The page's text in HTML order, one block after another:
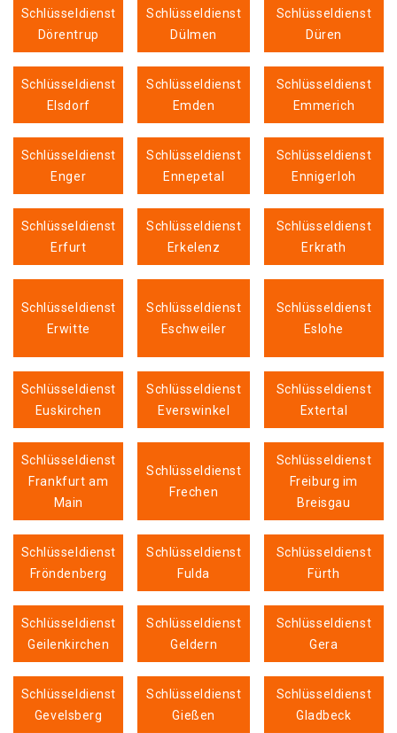
Schlüsseldienst
Dörentrup
Schlüsseldienst
Dülmen
Schlüsseldienst
Düren
Schlüsseldienst
Elsdorf
Schlüsseldienst
Emden
Schlüsseldienst
Emmerich
Schlüsseldienst
Enger
Schlüsseldienst
Ennepetal
Schlüsseldienst
Ennigerloh
Schlüsseldienst
Erfurt
Schlüsseldienst
Erkelenz
Schlüsseldienst
Erkrath
Schlüsseldienst
Erwitte
Schlüsseldienst
Eschweiler
Schlüsseldienst
Eslohe
Schlüsseldienst
Euskirchen
Schlüsseldienst
Everswinkel
Schlüsseldienst
Extertal
Schlüsseldienst
Frankfurt am
Main
Schlüsseldienst
Frechen
Schlüsseldienst
Freiburg im
Breisgau
Schlüsseldienst
Fröndenberg
Schlüsseldienst
Fulda
Schlüsseldienst
Fürth
Schlüsseldienst
Geilenkirchen
Schlüsseldienst
Geldern
Schlüsseldienst
Gera
Schlüsseldienst
Gevelsberg
Schlüsseldienst
Gießen
Schlüsseldienst
Gladbeck